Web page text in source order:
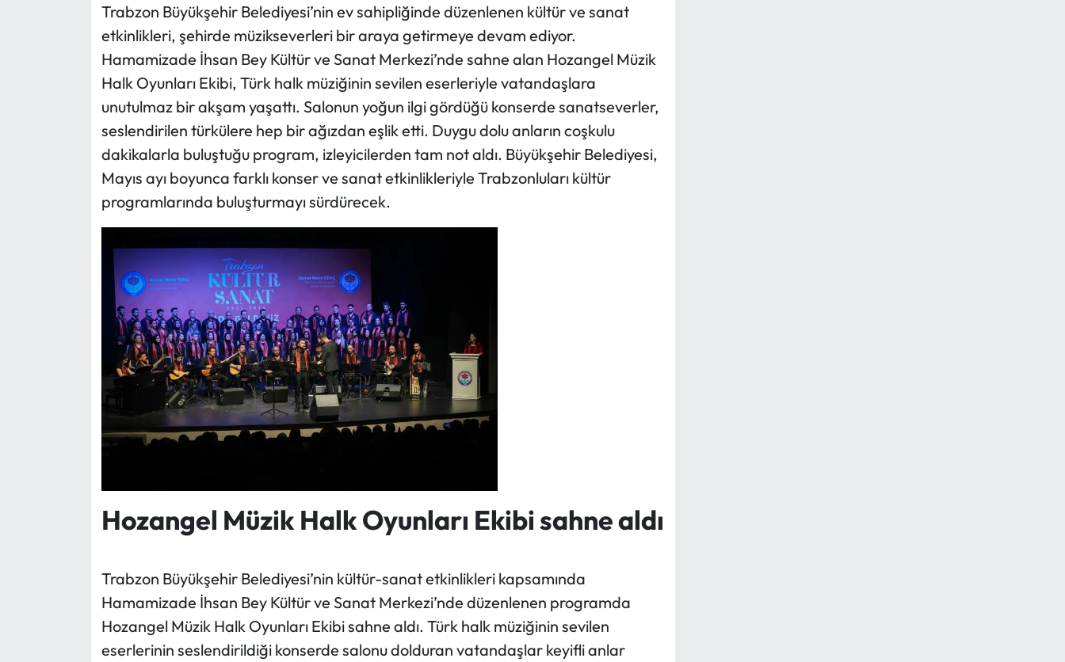
Trabzon Büyükşehir Belediyesi’nin ev sahipliğinde düzenlenen kültür ve sanat
etkinlikleri, şehirde müzikseverleri bir araya getirmeye devam ediyor.
Hamamizade İhsan Bey Kültür ve Sanat Merkezi’nde sahne alan Hozangel Müzik
Halk Oyunları Ekibi, Türk halk müziğinin sevilen eserleriyle vatandaşlara
unutulmaz bir akşam yaşattı. Salonun yoğun ilgi gördüğü konserde sanatseverler,
seslendirilen türkülere hep bir ağızdan eşlik etti. Duygu dolu anların coşkulu
dakikalarla buluştuğu program, izleyicilerden tam not aldı. Büyükşehir Belediyesi,
Mayıs ayı boyunca farklı konser ve sanat etkinlikleriyle Trabzonluları kültür
programlarında buluşturmayı sürdürecek.
Hozangel Müzik Halk Oyunları Ekibi sahne aldı
Trabzon Büyükşehir Belediyesi’nin kültür-sanat etkinlikleri kapsamında
Hamamizade İhsan Bey Kültür ve Sanat Merkezi’nde düzenlenen programda
Hozangel Müzik Halk Oyunları Ekibi sahne aldı. Türk halk müziğinin sevilen
eserlerinin seslendirildiği konserde salonu dolduran vatandaşlar keyifli anlar